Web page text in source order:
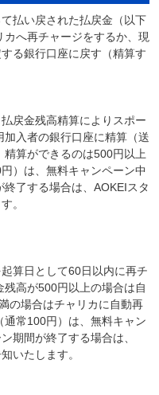
払い戻された払戻金（以下
カへ再チャージをするか、現
る銀行口座に戻す（精算す
戻金残高精算によりスポー
入者の銀行口座に精算（送
算ができるのは500円以上
）は、無料キャンペーン中
了する場合は、AOKEIスタ
。
算日として60日以内に再チ
高が500円以上の場合は自
の場合はチャリカに自動再
常100円）は、無料キャン
期間が終了する場合は、
いたします。